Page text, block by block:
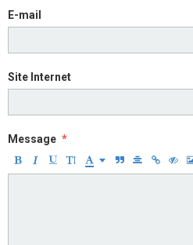
E-mail
Site Internet
Message